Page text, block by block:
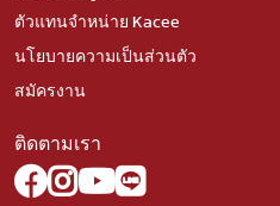
ตัวแทนจำหน่าย Kacee
นโยบายความเป็นส่วนตัว
สมัครงาน
ติดตามเรา